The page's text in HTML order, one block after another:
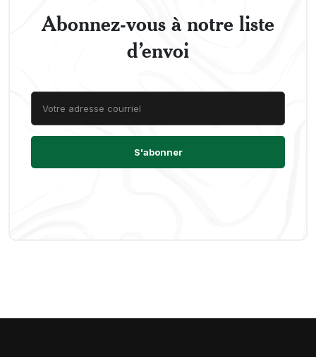
Abonnez-vous à notre liste
d’envoi